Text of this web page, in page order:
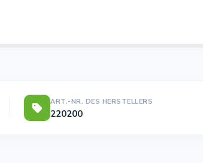
ART.-NR. DES HERSTELLERS
220200